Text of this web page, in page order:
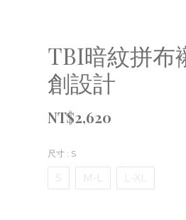
TBI暗紋拼布
創設計
NT$2,620
尺寸 : S
S M-L L-XL